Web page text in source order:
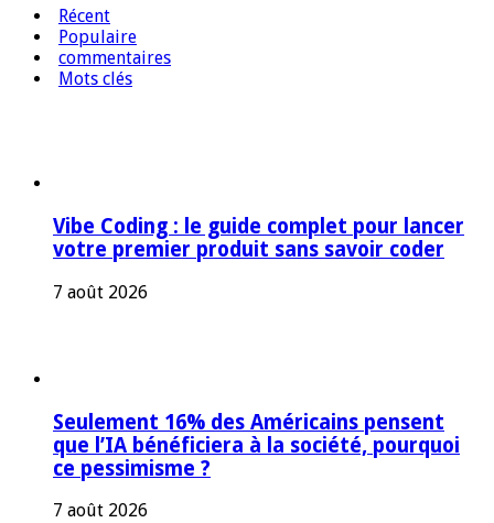
Récent
Populaire
commentaires
Mots clés
Vibe Coding : le guide complet pour lancer
votre premier produit sans savoir coder
7 août 2026
Seulement 16% des Américains pensent
que l’IA bénéficiera à la société, pourquoi
ce pessimisme ?
7 août 2026